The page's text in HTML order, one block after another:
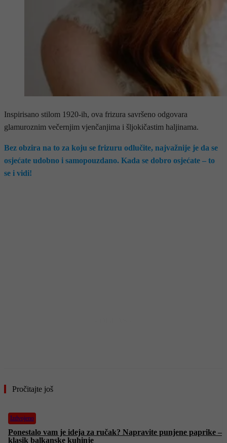
Inspirisano stilom 1920-ih, ova frizura savršeno odgovara
glamuroznim večernjim vjenčanjima i šljokičastim haljinama.
Bez obzira na to za koju se frizuru odlučite, najvažnije je da se
osjećate udobno i samopouzdano. Kada se dobro osjećate – to
se i vidi!
Pročitajte još
Izdvojeno
Ponestalo vam je ideja za ručak? Napravite punjene paprike –
klasik balkanske kuhinje